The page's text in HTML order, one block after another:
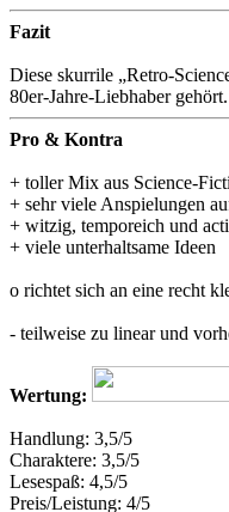
Fazit
Diese skurrile „Retro-
80er-Jahre-Liebhaber
Pro & Kontra
+ toller Mix aus Science-
+ sehr viele Anspielungen
+ witzig, temporeich und
+ viele unterhaltsame Ideen
o richtet sich an eine recht
- teilweise zu linear und
Wertung:
Handlung: 3,5/5
Charaktere: 3,5/5
Lesespaß: 4,5/5
Preis/Leistung: 4/5